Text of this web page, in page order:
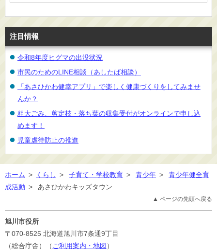
注目情報
令和8年度ヒグマの出没状況
市民のためのLINE相談（あしたば相談）
「あさひかわ健幸アプリ」で楽しく健康づくりをしてみませ
んか？
粗大ごみ、剪定枝・落ち葉の収集受付がオンラインで申し込
めます！
児童虐待防止の推進
ホーム > くらし > 子育て・学校教育 > 青少年 >
青少年健全育
成活動 > あさひかわキッズタウン
▲ ページの先頭へ戻る
旭川市役所
〒070-8525 北海道旭川市7条通9丁目
（総合庁舎）（ ご利用案内・地図 ）